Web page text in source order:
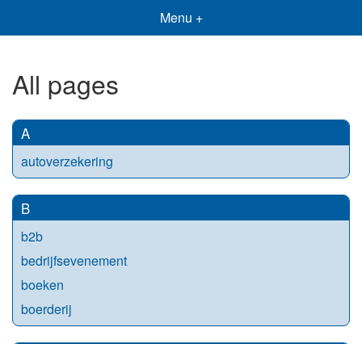
Menu +
All pages
A
autoverzekering
B
b2b
bedrijfsevenement
boeken
boerderij